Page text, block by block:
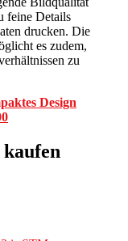
feine Details
drucken. Die
es zudem,
zu
Design
kaufen